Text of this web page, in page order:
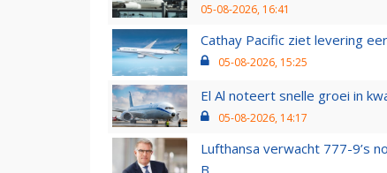
05-08-2026, 16:41
Cathay Pacific ziet levering
05-08-2026, 15:25
El Al noteert snelle groei in
05-08-2026, 14:17
Lufthansa verwacht 777-9’s
B